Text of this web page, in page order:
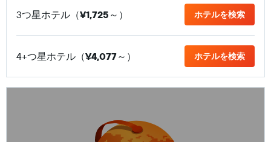
3つ星ホテル（¥1,725 ​～） ホテルを検索
4+つ星ホテル（¥4,077​～） ホテルを検索